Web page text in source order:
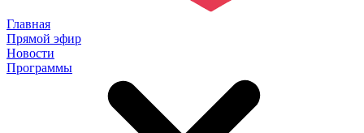
Главная
Прямой эфир
Новости
Программы